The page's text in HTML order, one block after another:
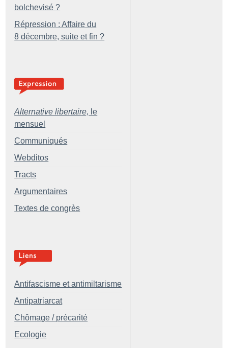
bolchevisé ?
Répression : Affaire du
8 décembre, suite et fin ?
Alternative libertaire, le
mensuel
Communiqués
Webditos
Tracts
Argumentaires
Textes de congrès
Antifascisme et antimiltarisme
Antipatriarcat
Chômage / précarité
Ecologie